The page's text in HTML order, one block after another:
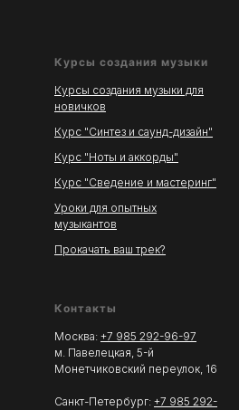
Курсы создания музыки
Курсы создания музыки для
новичков
Курс "Синтез и саунд-дизайн"
Курс "Ноты и аккорды"
Курс "Сведение и мастеринг"
Уроки для опытных
музыкантов
Прокачать ваш трек?
Контакты
Москва: +7 985 292-96-97
м. Павелецкая, 5-й
Монетчиковский переулок, 16
Санкт-Петербург: +7 985 292-